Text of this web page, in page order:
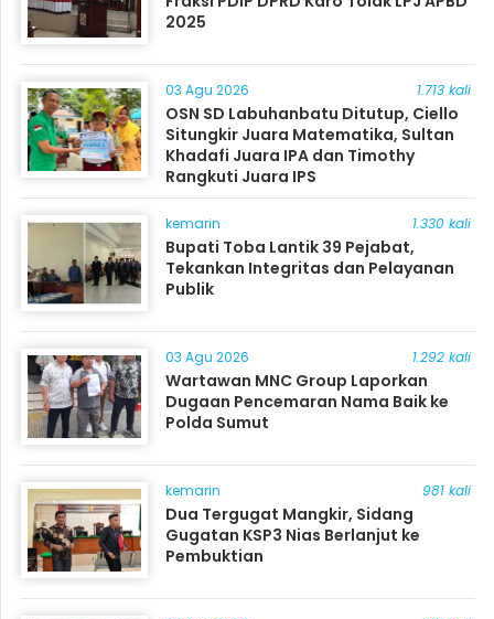
2025
03 Agu 2026 1.713 kali
OSN SD Labuhanbatu Ditutup, Ciello
Situngkir Juara Matematika, Sultan
Khadafi Juara IPA dan Timothy
Rangkuti Juara IPS
kemarin 1.330 kali
Bupati Toba Lantik 39 Pejabat,
Tekankan Integritas dan Pelayanan
Publik
03 Agu 2026 1.292 kali
Wartawan MNC Group Laporkan
Dugaan Pencemaran Nama Baik ke
Polda Sumut
kemarin 981 kali
Dua Tergugat Mangkir, Sidang
Gugatan KSP3 Nias Berlanjut ke
Pembuktian